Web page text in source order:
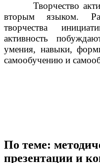
Творчество
вторым языком.
творчества
активность
умения, навыки,
самообучению и
По теме:
презентации и